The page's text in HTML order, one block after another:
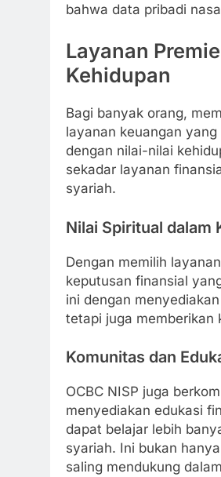
bahwa data pribadi
Layanan
Kehidupan
Bagi banyak orang,
layanan keuangan
dengan nilai-nilai
sekadar layanan
syariah.
Nilai Spiritual dalam
Dengan memilih
keputusan finansial
ini dengan
tetapi juga memberikan
Komunitas dan
OCBC NISP juga
menyediakan edukasi
dapat belajar lebih
syariah. Ini bukan
saling mendukung